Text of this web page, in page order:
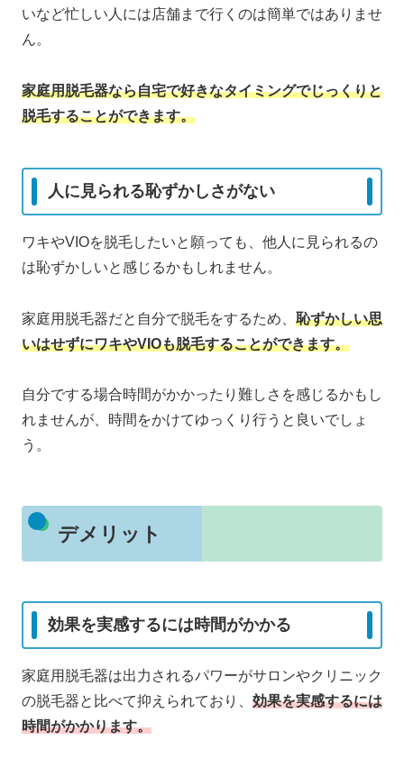
いなど忙しい人には店舗まで行くのは簡単ではありませ
ん。
家庭用脱毛器なら自宅で好きなタイミングでじっくりと
脱毛することができます。
人に見られる恥ずかしさがない
ワキやVIOを脱毛したいと願っても、他人に見られるの
は恥ずかしいと感じるかもしれません。
家庭用脱毛器だと自分で脱毛をするため、 恥ずかしい思
いはせずにワキやVIOも脱毛することができます。
自分でする場合時間がかかったり難しさを感じるかもし
れませんが、時間をかけてゆっくり行うと良いでしょ
う。
デメリット
効果を実感するには時間がかかる
家庭用脱毛器は出力されるパワーがサロンやクリニック
の脱毛器と比べて抑えられており、 効果を実感するには
時間がかかります。